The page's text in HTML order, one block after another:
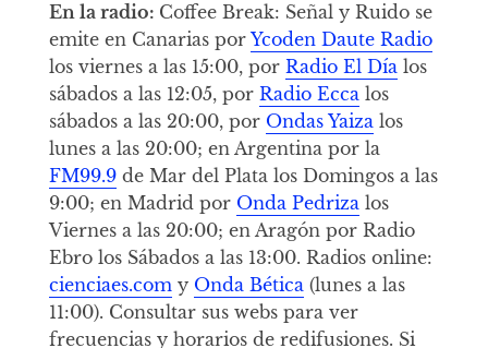
En la radio: Coffee Break: Señal y Ruido se
emite en Canarias por Ycoden Daute Radio
los viernes a las 15:00, por Radio El Díalos
sábados a las 12:05, por Radio Eccalos
sábados a las 20:00, por Ondas Yaizalos
lunes a las 20:00; en Argentina por la
FM99.9de Mar del Plata los Domingos a las
9:00; en Madrid por Onda Pedrizalos
Viernes a las 20:00; en Aragón por Radio
Ebro los Sábados a las 13:00. Radios online:
cienciaes.comy Onda Bética(lunes a las
11:00). Consultar sus webs para ver
frecuencias y horarios de redifusiones. Si